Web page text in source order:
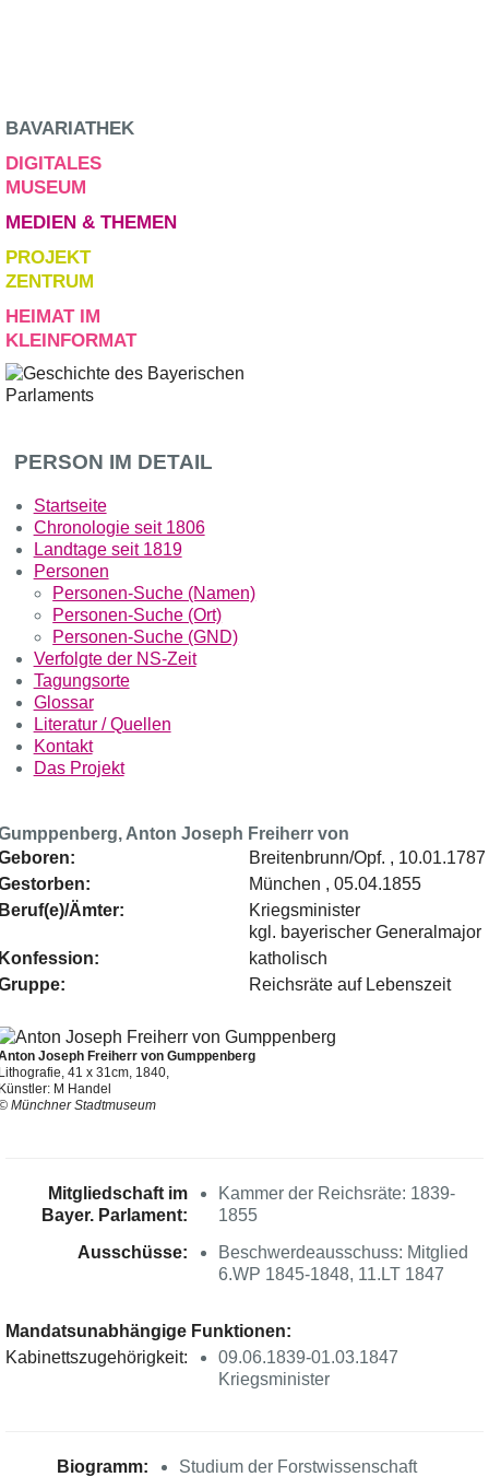
BAVARIATHEK
DIGITALES
MUSEUM
MEDIEN & THEMEN
PROJEKT
ZENTRUM
HEIMAT IM
KLEINFORMAT
PERSON IM DETAIL
Startseite
Chronologie seit 1806
Landtage seit 1819
Personen
Personen-Suche (Namen)
Personen-Suche (Ort)
Personen-Suche (GND)
Verfolgte der NS-Zeit
Tagungsorte
Glossar
Literatur / Quellen
Kontakt
Das Projekt
Anton Joseph Freiherr von
Breitenbrunn/Opf. , 10.01.1787
München , 05.04.1855
Ämter:
Kriegsminister
kgl. bayerischer Generalmajor
katholisch
Reichsräte auf Lebenszeit
Joseph Freiherr von Gumppenberg
41 x 31cm, 1840,
M Handel
Münchner Stadtmuseum
Mitgliedschaft im
Bayer. Parlament:
Kammer der Reichsräte: 1839-
1855
Ausschüsse:
Beschwerdeausschuss: Mitglied
6.WP 1845-1848, 11.LT 1847
Mandatsunabhängige Funktionen:
Kabinettszugehörigkeit:
09.06.1839-01.03.1847
Kriegsminister
Biogramm:
Studium der Forstwissenschaft